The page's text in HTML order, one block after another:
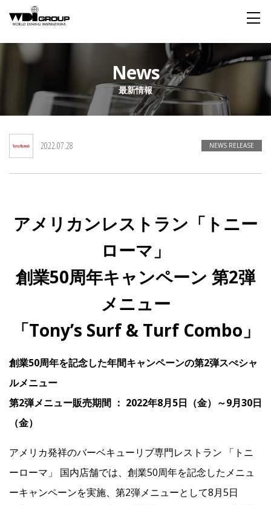
About WDI
WDI STANDARD
私たちが大切にするもの 舞台は世界
Social Responsibility Sustainability
Restaurant
Wedding
IR
よくあるご質問 IRお問い合わせ 免責事項
Franchise
Recruit
News
最新情報
2022.07.28 NEWS RELEASE
アメリカンレストラン「トニー
ローマ」
創業50周年キャンペーン 第2弾
メニュー
「Tony’s Surf & Turf Combo」
創業50周年を記念した年間キャンペーンの第2弾スぺシャ
ルメニュー
第2弾メニュー販売期間 ： 2022年8月5日（金）～9月30日
（金）
アメリカ発祥のバーベキューリブ専門レストラン 「トニ
ーローマ」 国内店舗では、創業50周年を記念したメニュ
ーキャンペーンを実施、第2弾メニューとして8月5日